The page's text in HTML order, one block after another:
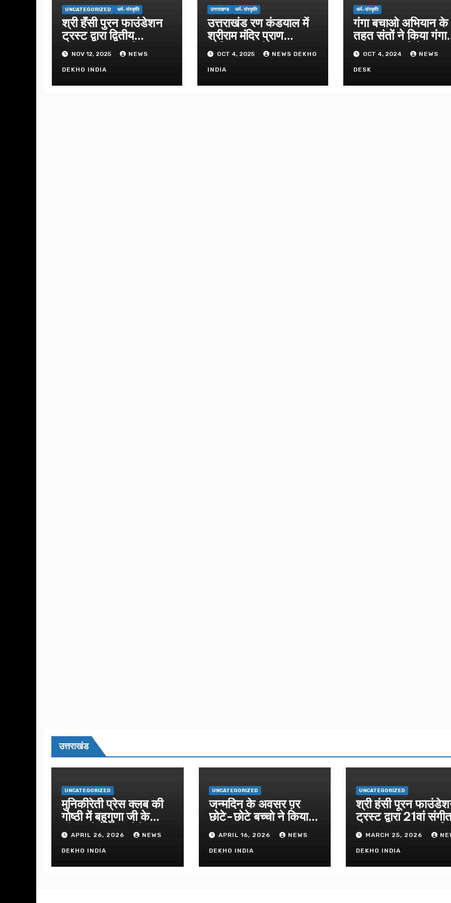
UNCATEGORIZED धर्म-संस्कृति
श्री हँसी पुरन फाउंडेशन
ट्रस्ट द्वारा द्वितीय
सुंदरकांड का आयोजन
NOV 12, 2025 NEWS
DEKHO INDIA
उत्तराखण्ड धर्म-संस्कृति
उत्तराखंड रण कंडयाल में
श्रीराम मंदिर प्राण
प्रतिष्ठा समारोह संपन्न।
OCT 4, 2025 NEWS DEKHO
INDIA
धर्म-संस्कृति
गंगा बचाओ अभियान के
तहत संतों ने किया गंगा
पूजन व दुग्धाभिषेक
OCT 4, 2024 NEWS
DESK
उत्तराखंड
UNCATEGORIZED
मुनिकीरेती प्रेस क्लब की
गोष्ठी में बहुगुणा जी के
जीवन से प्रेरणा लेने पर
जोरAPRIL 26, 2026 NEWS
DEKHO INDIA
UNCATEGORIZED
जन्मदिन के अवसर प़र
छोटे-छोटे बच्चो ने किया
सुंदरकांड पाठ
APRIL 16, 2026 NEWS
DEKHO INDIA
UNCATEGORIZED
श्री हंसी पूरन
ट्रस्ट द्वारा 21वां
सुंदरकांड सफलतापूर्वक
संपन्न
MARCH 25, 2026
DEKHO INDIA